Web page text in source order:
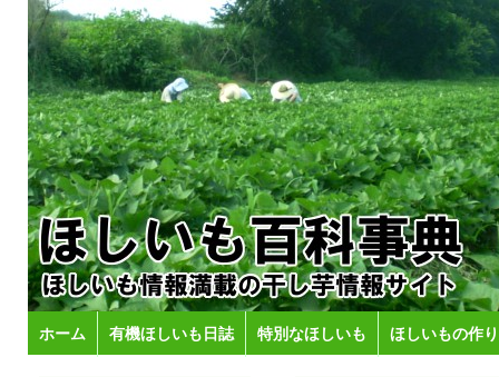
ホーム 有機ほしいも日誌 特別なほしいも ほしいもの作